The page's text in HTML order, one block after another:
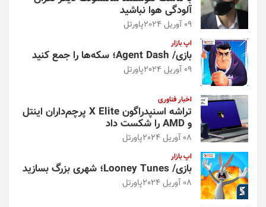
آلودگی هوا نباشید
09 آوریل 2024 پاورتل
اپ بازار
بازی/ Agent Dash؛ سکه‌ها را جمع کنید
09 آوریل 2024 پاورتل
اخبار فناوری
تراشه اسنپدراگون X Elite پرچم‌داران اینتل
و AMD را شکست داد
08 آوریل 2024 پاورتل
اپ بازار
بازی/ Looney Tunes؛ شهری بزرگ بسازید
08 آوریل 2024 پاورتل